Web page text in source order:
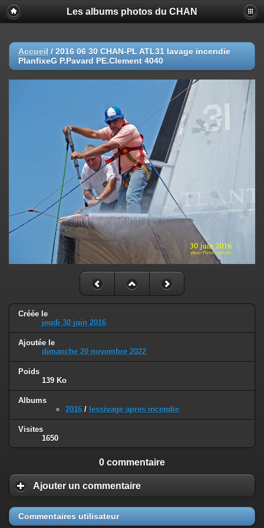
Les albums photos du CHAN
Accueil / 2016 06 30 CHAN-PL ATL31 lavage incendie
PlanfixeG P.Pavard PE.Clement 4040
Créée le
jeudi 30 juin 2016
Ajoutée le
dimanche 20 novembre 2022
Poids
139 Ko
Albums
2016 / lessivage apres incendie
Visites
1650
0 commentaire
Ajouter un commentaire
Commentaires utilisateur